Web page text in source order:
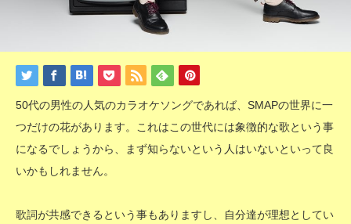
50代の男性の人気のカラオケソングであれば、SMAPの世界に一
つだけの花があります。これはこの世代には象徴的な歌という事
になるでしょうから、まず知らないという人はいないといって良
いかもしれません。
歌詞が共感できるという事もありますし、自分達が理想としてい